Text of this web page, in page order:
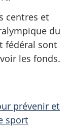
centres et
du
fédéral sont
les fonds.
prévenir et
sport